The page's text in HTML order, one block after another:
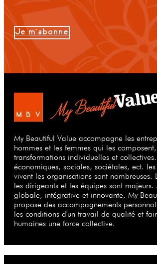
Je m'abonne
My Beautiful Value accompagne les
hommes et les femmes qui les
transformations individuelles et collectives.
économiques, sociales, sociétales, ect.
vivent les organisations sont nombreuses.
les dirigeants et les équipes sont majeurs.
globale, intégrative et innovante, My
propose des accompagnements
les conditions d'un travail de qualité et
humaines une force collective.